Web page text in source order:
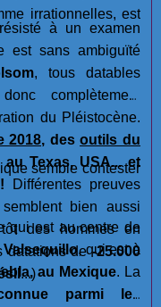
irrationnelles, est
à un examen
est sans ambiguïté
, tous datables
complètement
du Pléistocène.
2018, des outils du
au Texas, USA... et
! Différentes preuves
semblent bien aussi
des hommes en
datations de-25.000
...)
semble contester
qui est au centre de
Valsequillo, qui est à
au Mexique. La
parmi les